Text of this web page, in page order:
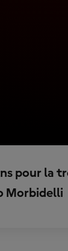
pour la
Morbidelli